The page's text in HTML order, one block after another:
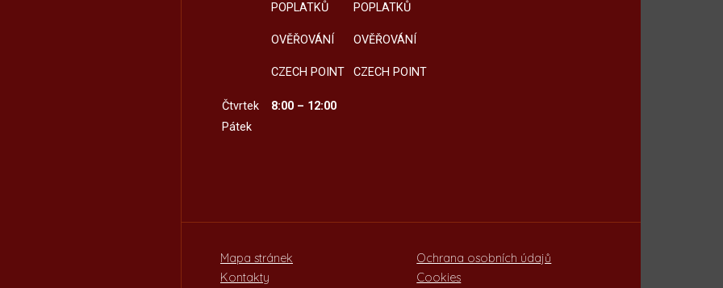
POPLATKŮ
OVĚŘOVÁNÍ
CZECH POINT
POPLATKŮ
OVĚŘOVÁNÍ
CZECH POINT
Čtvrtek
8:00 – 12:00
Pátek
Mapa stránek
Kontakty
Ochrana osobních údajů
Cookies